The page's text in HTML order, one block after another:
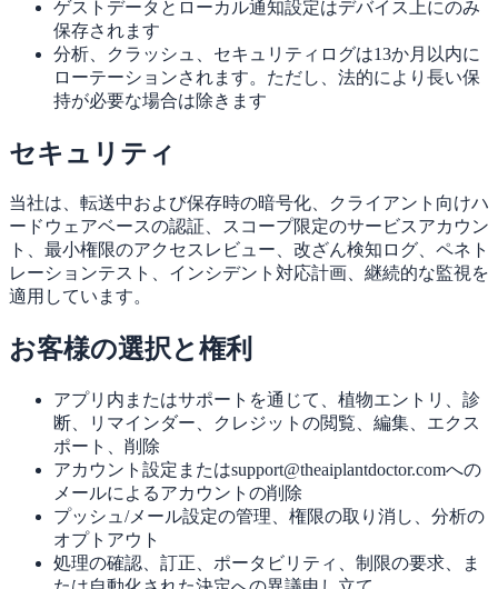
ゲストデータとローカル通知設定はデバイス上にのみ
保存されます
分析、クラッシュ、セキュリティログは13か月以内に
ローテーションされます。ただし、法的により長い保
持が必要な場合は除きます
セキュリティ
当社は、転送中および保存時の暗号化、クライアント向けハ
ードウェアベースの認証、スコープ限定のサービスアカウン
ト、最小権限のアクセスレビュー、改ざん検知ログ、ペネト
レーションテスト、インシデント対応計画、継続的な監視を
適用しています。
お客様の選択と権利
アプリ内またはサポートを通じて、植物エントリ、診
断、リマインダー、クレジットの閲覧、編集、エクス
ポート、削除
アカウント設定またはsupport@theaiplantdoctor.comへの
メールによるアカウントの削除
プッシュ/メール設定の管理、権限の取り消し、分析の
オプトアウト
処理の確認、訂正、ポータビリティ、制限の要求、ま